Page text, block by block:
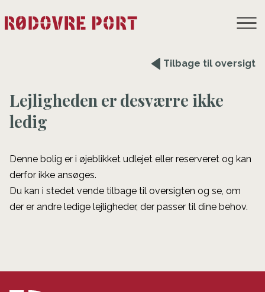
Tilbage til oversigt
Lejligheden er desværre ikke
ledig
Denne bolig er i øjeblikket udlejet eller reserveret og kan
derfor ikke ansøges.
Du kan i stedet vende tilbage til oversigten og se, om
der er andre ledige lejligheder, der passer til dine behov.